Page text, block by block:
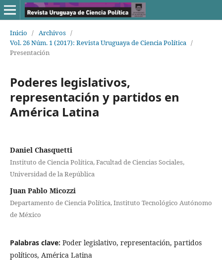
Inicio / Archivos /
Vol. 26 Núm. 1 (2017): Revista Uruguaya de Ciencia Política /
Presentación
Poderes legislativos,
representación y partidos en
América Latina
Daniel Chasquetti
Instituto de Ciencia Política, Facultad de Ciencias Sociales,
Universidad de la República
Juan Pablo Micozzi
Departamento de Ciencia Política, Instituto Tecnológico Autónomo
de México
Palabras clave: Poder legislativo, representación, partidos
políticos, América Latina